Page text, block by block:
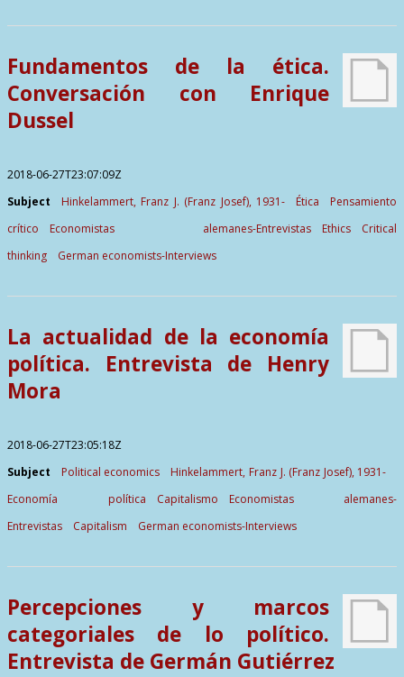
Fundamentos de la ética.
Conversación con Enrique
Dussel
2018-06-27T23:07:09Z
Subject
Hinkelammert, Franz J. (Franz Josef), 1931- Ética
Pensamiento
crítico
Economistas alemanes-Entrevistas Ethics
Critical
thinking
German economists-Interviews
La actualidad de la economía
política. Entrevista de Henry
Mora
2018-06-27T23:05:18Z
Subject
Political economics
Hinkelammert, Franz J. (Franz Josef), 1931-
Economía política
Capitalismo
Economistas alemanes-
Entrevistas
Capitalism German economists-Interviews
Percepciones y marcos
categoriales de lo político.
Entrevista de Germán Gutiérrez